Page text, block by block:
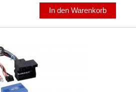
In den Warenkorb